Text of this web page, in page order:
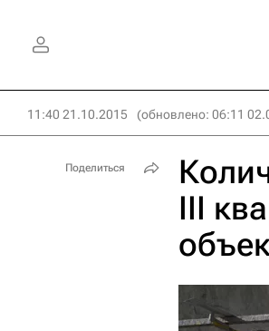
11:40 21.10.2015 (обновлено: 06:11
III
Поделиться